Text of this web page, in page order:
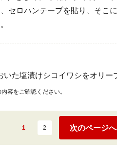
セロハンテープを貼り、そこ
いた塩漬けシコイワシをオリー
容をご確認ください。
1 2 次のページへ